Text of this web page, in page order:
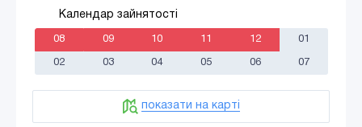
Календар зайнятості
08 09 10 11 12 01
02 03 04 05 06 07
показати на карті